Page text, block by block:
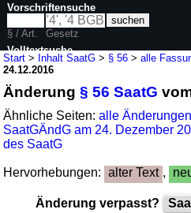
Start > Inhalt SaatG > § 56 >alle
24.12.2016
Änderung§ 56 SaatG
Ähnliche Seiten:alle
SaatGÄndG am 24. Dezember
des SaatG
Hervorhebungen: alter Text ,
Änderung verpasst?
Vorschriftensuche
§ / Art.
Gesetz
Volltextsuche